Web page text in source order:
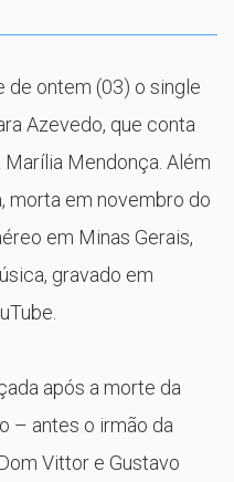
de ontem (03) o single
Azevedo, que conta
Mendonça. Além
morta em novembro do
em Minas Gerais,
gravado em
após a morte da
– antes o irmão da
Vittor e Gustavo